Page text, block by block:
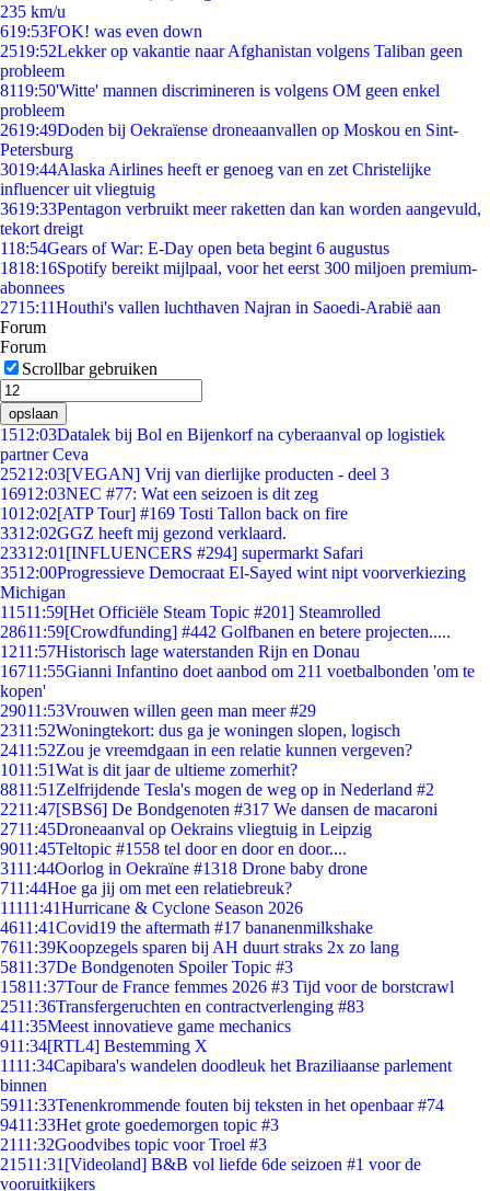
235 km/u
619:53FOK! was even down
2519:52Lekker op vakantie naar Afghanistan volgens Taliban geen
probleem
8119:50'Witte' mannen discrimineren is volgens OM geen enkel
probleem
2619:49Doden bij Oekraïense droneaanvallen op Moskou en Sint-
Petersburg
3019:44Alaska Airlines heeft er genoeg van en zet Christelijke
influencer uit vliegtuig
3619:33Pentagon verbruikt meer raketten dan kan worden aangevuld,
tekort dreigt
118:54Gears of War: E-Day open beta begint 6 augustus
1818:16Spotify bereikt mijlpaal, voor het eerst 300 miljoen premium-
abonnees
2715:11Houthi's vallen luchthaven Najran in Saoedi-Arabië aan
Forum
Forum
Scrollbar gebruiken
opslaan
1512:03Datalek bij Bol en Bijenkorf na cyberaanval op logistiek
partner Ceva
25212:03[VEGAN] Vrij van dierlijke producten - deel 3
16912:03NEC #77: Wat een seizoen is dit zeg
1012:02[ATP Tour] #169 Tosti Tallon back on fire
3312:02GGZ heeft mij gezond verklaard.
23312:01 [INFLUENCERS #294] supermarkt Safari
3512:00Progressieve Democraat El-Sayed wint nipt voorverkiezing
Michigan
11511:59[Het Officiële Steam Topic #201] Steamrolled
28611:59[Crowdfunding] #442 Golfbanen en betere projecten.....
1211:57Historisch lage waterstanden Rijn en Donau
16711:55Gianni Infantino doet aanbod om 211 voetbalbonden 'om te
kopen'
29011:53Vrouwen willen geen man meer #29
2311:52Woningtekort: dus ga je woningen slopen, logisch
2411:52Zou je vreemdgaan in een relatie kunnen vergeven?
1011:51Wat is dit jaar de ultieme zomerhit?
8811:51 Zelfrijdende Tesla's mogen de weg op in Nederland #2
2211:47[SBS6] De Bondgenoten #317 We dansen de macaroni
2711:45Droneaanval op Oekrains vliegtuig in Leipzig
9011:45Teltopic #1558 tel door en door en door....
3111:44Oorlog in Oekraïne #1318 Drone baby drone
711:44Hoe ga jij om met een relatiebreuk?
11111:41Hurricane & Cyclone Season 2026
4611:41Covid19 the aftermath #17 bananenmilkshake
7611:39Koopzegels sparen bij AH duurt straks 2x zo lang
5811:37De Bondgenoten Spoiler Topic #3
15811:37Tour de France femmes 2026 #3 Tijd voor de borstcrawl
2511:36Transfergeruchten en contractverlenging #83
411:35Meest innovatieve game mechanics
911:34[RTL4] Bestemming X
1111:34Capibara's wandelen doodleuk het Braziliaanse parlement
binnen
5911:33Tenenkrommende fouten bij teksten in het openbaar #74
9411:33Het grote goedemorgen topic #3
2111:32Goodvibes topic voor Troel #3
21511:31 [Videoland] B&B vol liefde 6de seizoen #1 voor de
vooruitkijkers